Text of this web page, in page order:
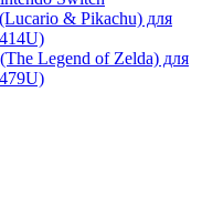
& Pikachu) для
Legend of Zelda) для